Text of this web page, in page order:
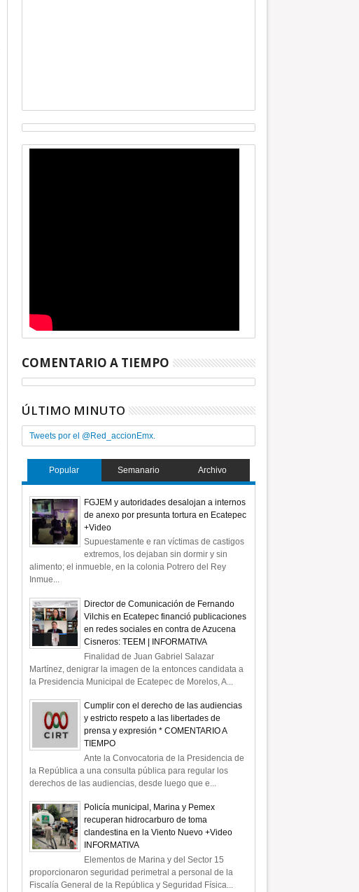
COMENTARIO A TIEMPO
ÚLTIMO MINUTO
Tweets por el @Red_accionEmx.
Popular Semanario Archivo
FGJEM y autoridades desalojan a internos
de anexo por presunta tortura en Ecatepec
+Video
Supuestamente e ran víctimas de castigos
extremos, los dejaban sin dormir y sin
alimento; el inmueble, en la colonia Potrero del Rey
Inmue...
Director de Comunicación de Fernando
Vilchis en Ecatepec financió publicaciones
en redes sociales en contra de Azucena
Cisneros: TEEM | INFORMATIVA
Finalidad de Juan Gabriel Salazar
Martínez, denigrar la imagen de la entonces candidata a
la Presidencia Municipal de Ecatepec de Morelos, A...
Cumplir con el derecho de las audiencias
y estricto respeto a las libertades de
prensa y expresión * COMENTARIO A
TIEMPO
Ante la Convocatoria de la Presidencia de
la República a una consulta pública para regular los
derechos de las audiencias, desde luego que e...
Policía municipal, Marina y Pemex
recuperan hidrocarburo de toma
clandestina en la Viento Nuevo +Video
INFORMATIVA
Elementos de Marina y del Sector 15
proporcionaron seguridad perimetral a personal de la
Fiscalía General de la República y Seguridad Física...